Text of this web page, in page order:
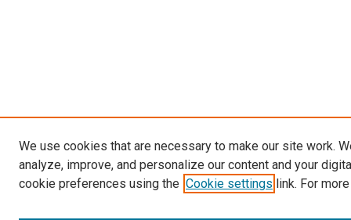
We use cookies that are necessary to make our site work.
analyze, improve, and personalize our content and your
cookie preferences using the Cookie settings link. For